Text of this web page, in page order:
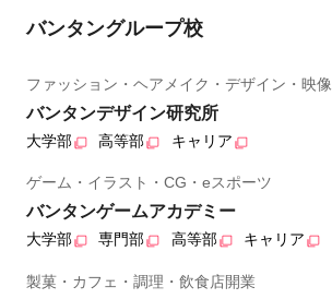
バンタングループ校
ファッション・ヘアメイク・デザイン・映像
バンタンデザイン研究所
大学部 高等部 キャリア
ゲーム・イラスト・CG・eスポーツ
バンタンゲームアカデミー
大学部 専門部 高等部 キャリア
製菓・カフェ・調理・飲食店開業